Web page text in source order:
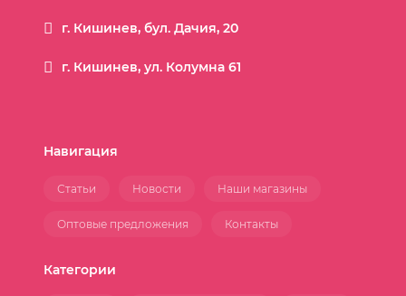
г. Кишинев, ул. Колумна 61
г. Кишинев, бул. Дачия, 20
Статьи Новости Наши магазины
Оптовые предложения Контакты
Навигация
Категории